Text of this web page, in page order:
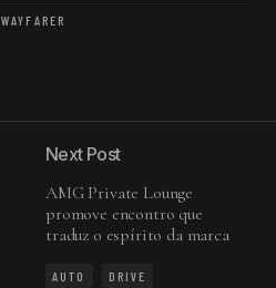
WAYFARER
Next Post
AMG Private Lounge
promove encontro que
traduz o espírito da marca
AUTO
DRIVE